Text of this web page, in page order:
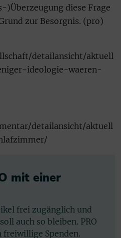
)Überzeugung diese Frage
zur Besorgnis. (pro)
detailansicht/aktuell
ideologie-waeren-
detailansicht/aktuell
mit einer
frei zugänglich und
auch so bleiben. PRO
Spenden.